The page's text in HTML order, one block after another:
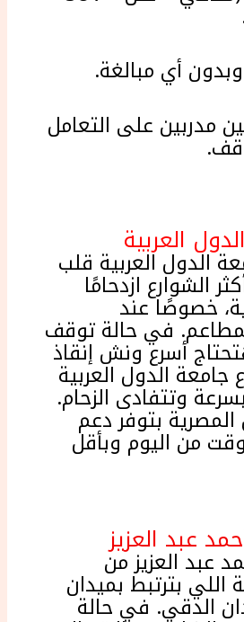
أي مبالغة.
مدربين على التعامل
العربية
الدول العربية قلب
الشوارع ازدحامًا
خصوصًا عند
في حالة توقف
أسرع ونش إنقاذ
الدول العربية
وتتفادى الزحام.
بتوفر دعم
من اليوم وبأقل
عبد العزيز
عبد العزيز من
اللي بترتبط بميدان
الدقي. في حالة